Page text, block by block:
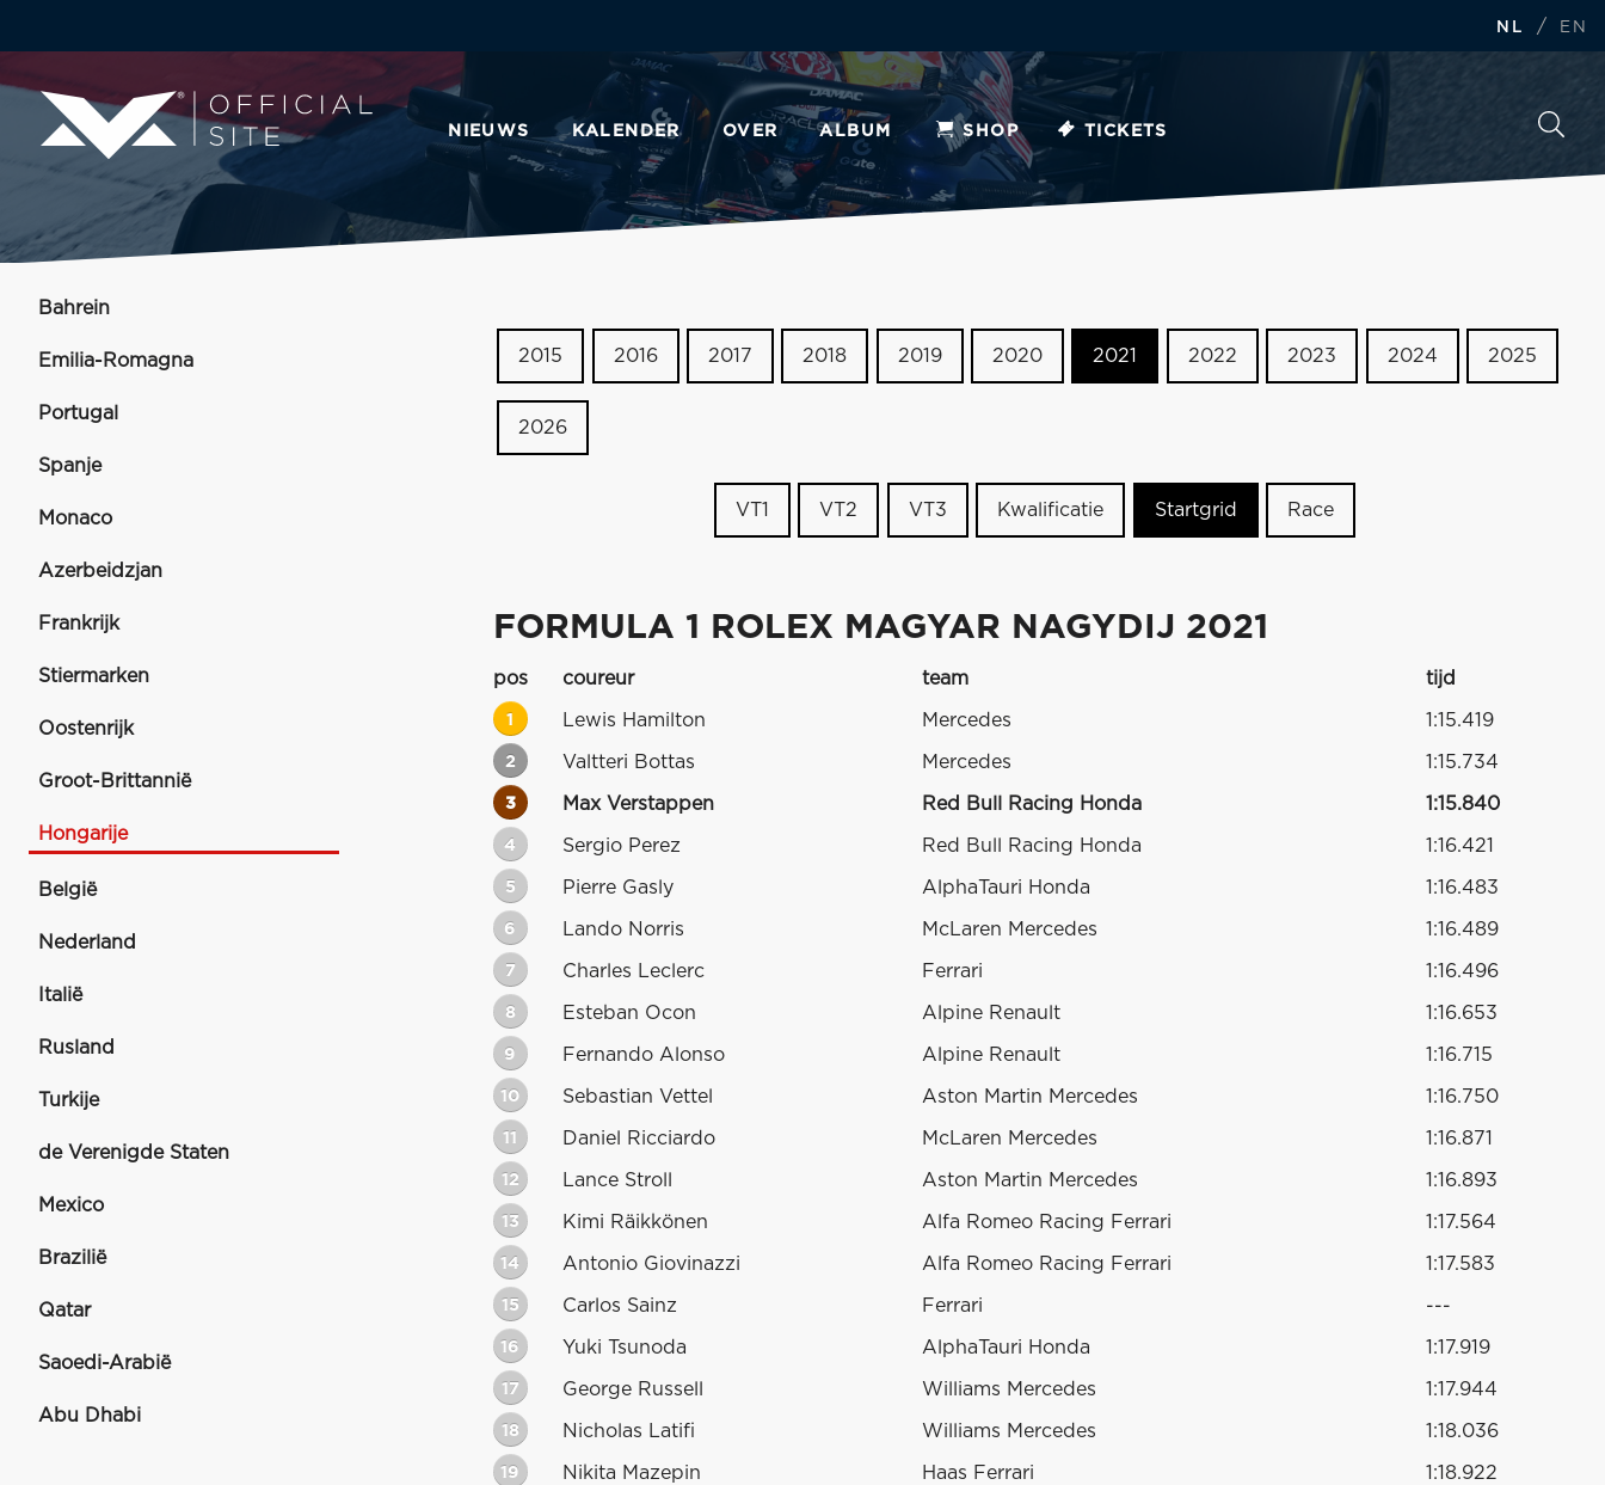
NL / EN
NIEUWS KALENDER OVER ALBUM SHOP TICKETS
Bahrein
Emilia-Romagna
Portugal
Spanje
Monaco
Azerbeidzjan
Frankrijk
Stiermarken
Oostenrijk
Groot-Brittannië
Hongarije
België
Nederland
Italië
Rusland
Turkije
de Verenigde Staten
Mexico
Brazilië
Qatar
Saoedi-Arabië
Abu Dhabi
2015 2016 2017 2018 2019 2020 2021 2022 2023 2024 2025
2026
VT1 VT2 VT3 Kwalificatie Startgrid Race
FORMULA 1 ROLEX MAGYAR NAGYDIJ 2021
pos coureur team tijd
1 Lewis Hamilton Mercedes 1:15.419
2 Valtteri Bottas Mercedes 1:15.734
3 Max Verstappen Red Bull Racing Honda 1:15.840
4 Sergio Perez Red Bull Racing Honda 1:16.421
5 Pierre Gasly AlphaTauri Honda 1:16.483
6 Lando Norris McLaren Mercedes 1:16.489
7 Charles Leclerc Ferrari 1:16.496
8 Esteban Ocon Alpine Renault 1:16.653
9 Fernando Alonso Alpine Renault 1:16.715
10 Sebastian Vettel Aston Martin Mercedes 1:16.750
11 Daniel Ricciardo McLaren Mercedes 1:16.871
12 Lance Stroll Aston Martin Mercedes 1:16.893
13 Kimi Räikkönen Alfa Romeo Racing Ferrari 1:17.564
14 Antonio Giovinazzi Alfa Romeo Racing Ferrari 1:17.583
15 Carlos Sainz Ferrari ---
16 Yuki Tsunoda AlphaTauri Honda 1:17.919
17 George Russell Williams Mercedes 1:17.944
18 Nicholas Latifi Williams Mercedes 1:18.036
19 Nikita Mazepin Haas Ferrari 1:18.922